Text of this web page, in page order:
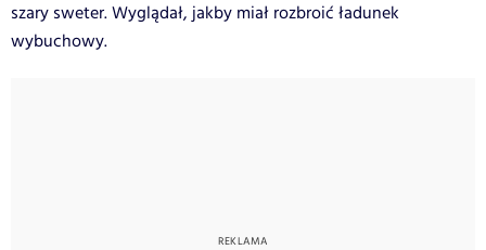
szary sweter. Wyglądał, jakby miał rozbroić ładunek
wybuchowy.